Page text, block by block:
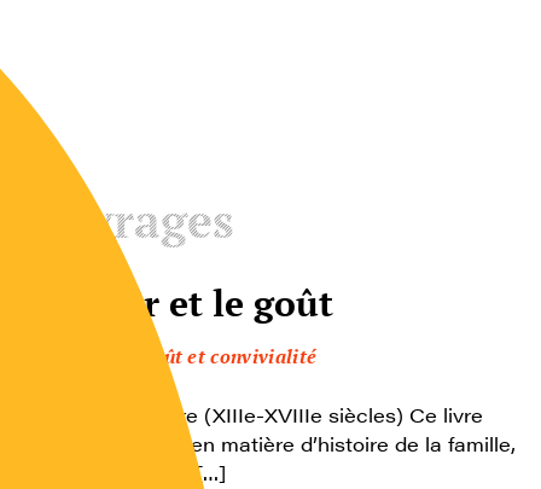
Ouvrages
Le désir et le goût
Plaisir, goût et convivialité
Une autre histoire (XIIIe-XVIIIe siècles) Ce livre
propose un bilan en matière d’histoire de la famille,
de la sexualité et […]